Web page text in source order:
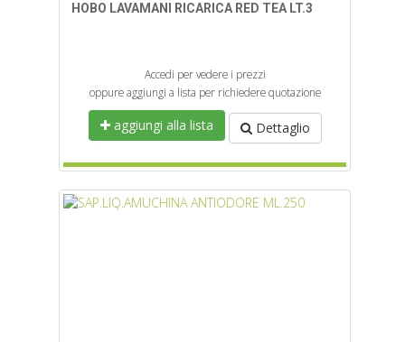
HOBO LAVAMANI RICARICA RED TEA LT.3
Accedi per vedere i prezzi
oppure aggiungi a lista per richiedere quotazione
aggiungi alla lista Dettaglio